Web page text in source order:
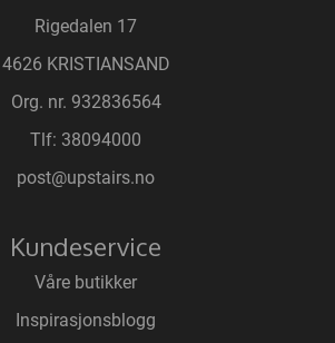
Rigedalen 17
4626 KRISTIANSAND
Org. nr. 932836564
Tlf: 38094000
post@upstairs.no
Kundeservice
Våre butikker
Inspirasjonsblogg